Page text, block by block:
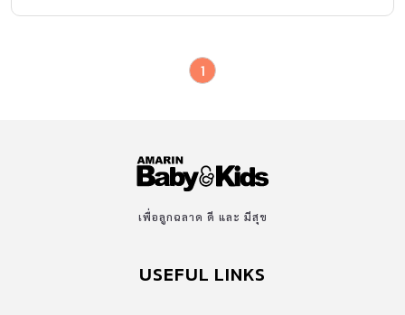
1
เพื่อลูกฉลาด ดี และ มีสุข
USEFUL LINKS